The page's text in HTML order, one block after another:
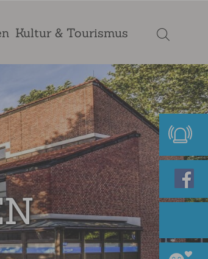
Kultur & Tourismus